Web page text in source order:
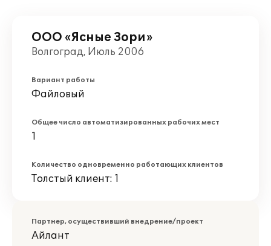
ООО «Ясные Зори»
Волгоград, Июль 2006
Вариант работы
Файловый
Общее число автоматизированных рабочих мест
1
Количество одновременно работающих клиентов
Толстый клиент: 1
Партнер, осуществивший внедрение/проект
Айлант